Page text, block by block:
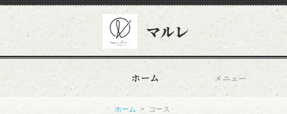
マルレ
ホーム メニュー
ホーム コース